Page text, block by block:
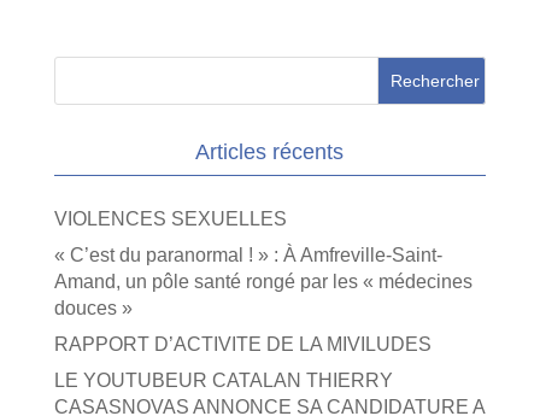
Articles récents
VIOLENCES SEXUELLES
« C’est du paranormal ! » : À Amfreville-Saint-
Amand, un pôle santé rongé par les « médecines
douces »
RAPPORT D’ACTIVITE DE LA MIVILUDES
LE YOUTUBEUR CATALAN THIERRY
CASASNOVAS ANNONCE SA CANDIDATURE A